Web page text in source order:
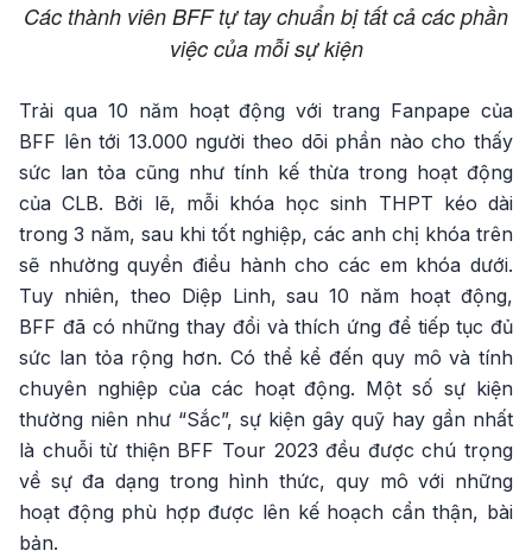
Các thành viên BFF tự tay chuẩn bị tất cả các phần
việc của mỗi sự kiện
Trải qua 10 năm hoạt động với trang Fanpape của
BFF lên tới 13.000 người theo dõi phần nào cho thấy
sức lan tỏa cũng như tính kế thừa trong hoạt động
của CLB. Bởi lẽ, mỗi khóa học sinh THPT kéo dài
trong 3 năm, sau khi tốt nghiệp, các anh chị khóa trên
sẽ nhường quyền điều hành cho các em khóa dưới.
Tuy nhiên, theo Diệp Linh, sau 10 năm hoạt động,
BFF đã có những thay đổi và thích ứng để tiếp tục đủ
sức lan tỏa rộng hơn. Có thể kể đến quy mô và tính
chuyên nghiệp của các hoạt động. Một số sự kiện
thường niên như “Sắc”, sự kiện gây quỹ hay gần nhất
là chuỗi từ thiện BFF Tour 2023 đều được chú trọng
về sự đa dạng trong hình thức, quy mô với những
hoạt động phù hợp được lên kế hoạch cẩn thận, bài
bản.